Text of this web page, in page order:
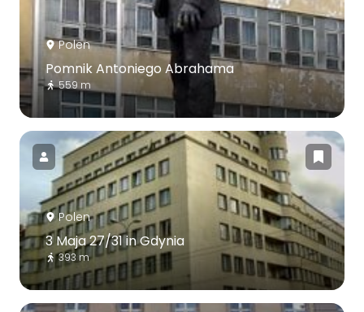
Polen
Pomnik Antoniego Abrahama
559 m
Polen
3 Maja 27/31 in Gdynia
393 m